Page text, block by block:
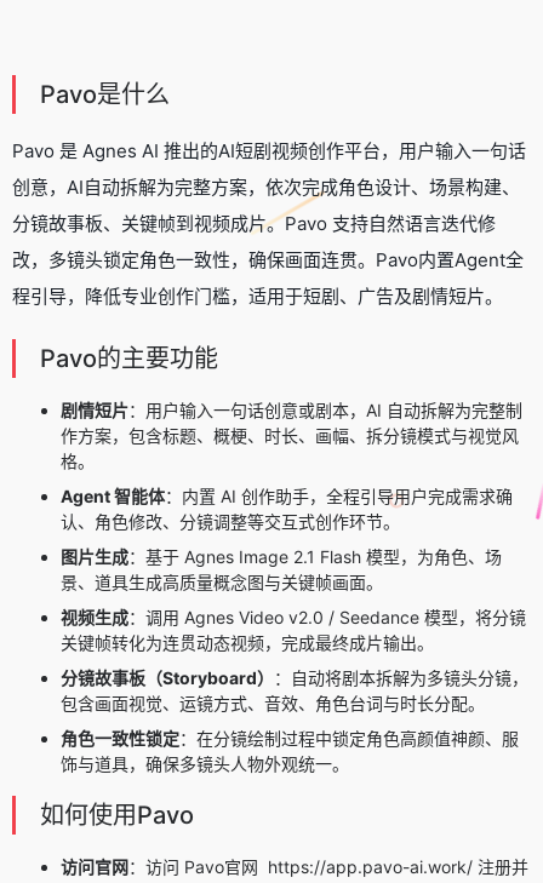
Pavo是什么
Pavo 是 Agnes AI 推出的AI短剧视频创作平台，用户输入一句话
创意，AI自动拆解为完整方案，依次完成角色设计、场景构建、
分镜故事板、关键帧到视频成片。Pavo 支持自然语言迭代修
改，多镜头锁定角色一致性，确保画面连贯。Pavo内置Agent全
程引导，降低专业创作门槛，适用于短剧、广告及剧情短片。
Pavo的主要功能
剧情短片：用户输入一句话创意或剧本，AI 自动拆解为完整制
作方案，包含标题、概梗、时长、画幅、拆分镜模式与视觉风
格。
Agent 智能体：内置 AI 创作助手，全程引导用户完成需求确
认、角色修改、分镜调整等交互式创作环节。
图片生成：基于 Agnes Image 2.1 Flash 模型，为角色、场
景、道具生成高质量概念图与关键帧画面。
视频生成：调用 Agnes Video v2.0 / Seedance 模型，将分镜
关键帧转化为连贯动态视频，完成最终成片输出。
分镜故事板（Storyboard）
：自动将剧本拆解为多镜头分镜，
包含画面视觉、运镜方式、音效、角色台词与时长分配。
角色一致性锁定：在分镜绘制过程中锁定角色高颜值神颜、服
饰与道具，确保多镜头人物外观统一。
如何使用Pavo
访问官网：访问 Pavo官网 https://app.pavo-ai.work/ 注册并